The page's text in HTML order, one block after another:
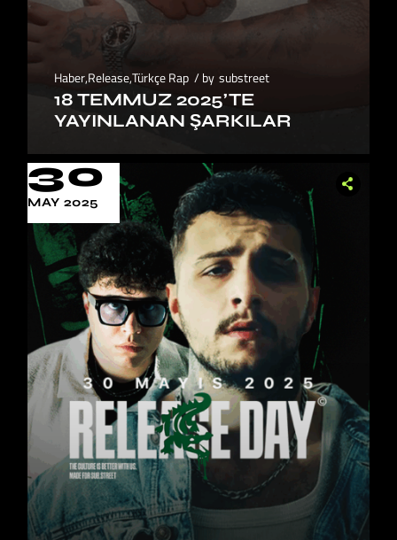
Haber,Release,Türkçe Rap by substreet
18 TEMMUZ 2025’TE
YAYINLANAN ŞARKILAR
30
MAY 2025